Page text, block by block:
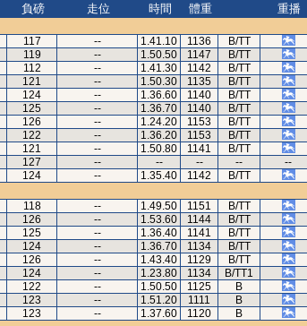
負磅
走位
時間
體重
重播
117 -- 1.41.10 1136
B/TT
119 -- 1.50.50 1147
B/TT
112 -- 1.41.30 1142
B/TT
121 -- 1.50.30 1135
B/TT
124 -- 1.36.60 1140
B/TT
125 -- 1.36.70 1140
B/TT
126 -- 1.24.20 1153
B/TT
122 -- 1.36.20 1153
B/TT
121 -- 1.50.80 1141
B/TT
127 -- -- -- --
--
124 -- 1.35.40 1142
B/TT
118 -- 1.49.50 1151
B/TT
126 -- 1.53.60 1144
B/TT
125 -- 1.36.40 1141
B/TT
124 -- 1.36.70 1134
B/TT
126 -- 1.43.40 1129
B/TT
124 -- 1.23.80 1134
B/TT1
122 -- 1.50.50 1125
B
123 -- 1.51.20 1111
B
123 -- 1.37.60 1120
B